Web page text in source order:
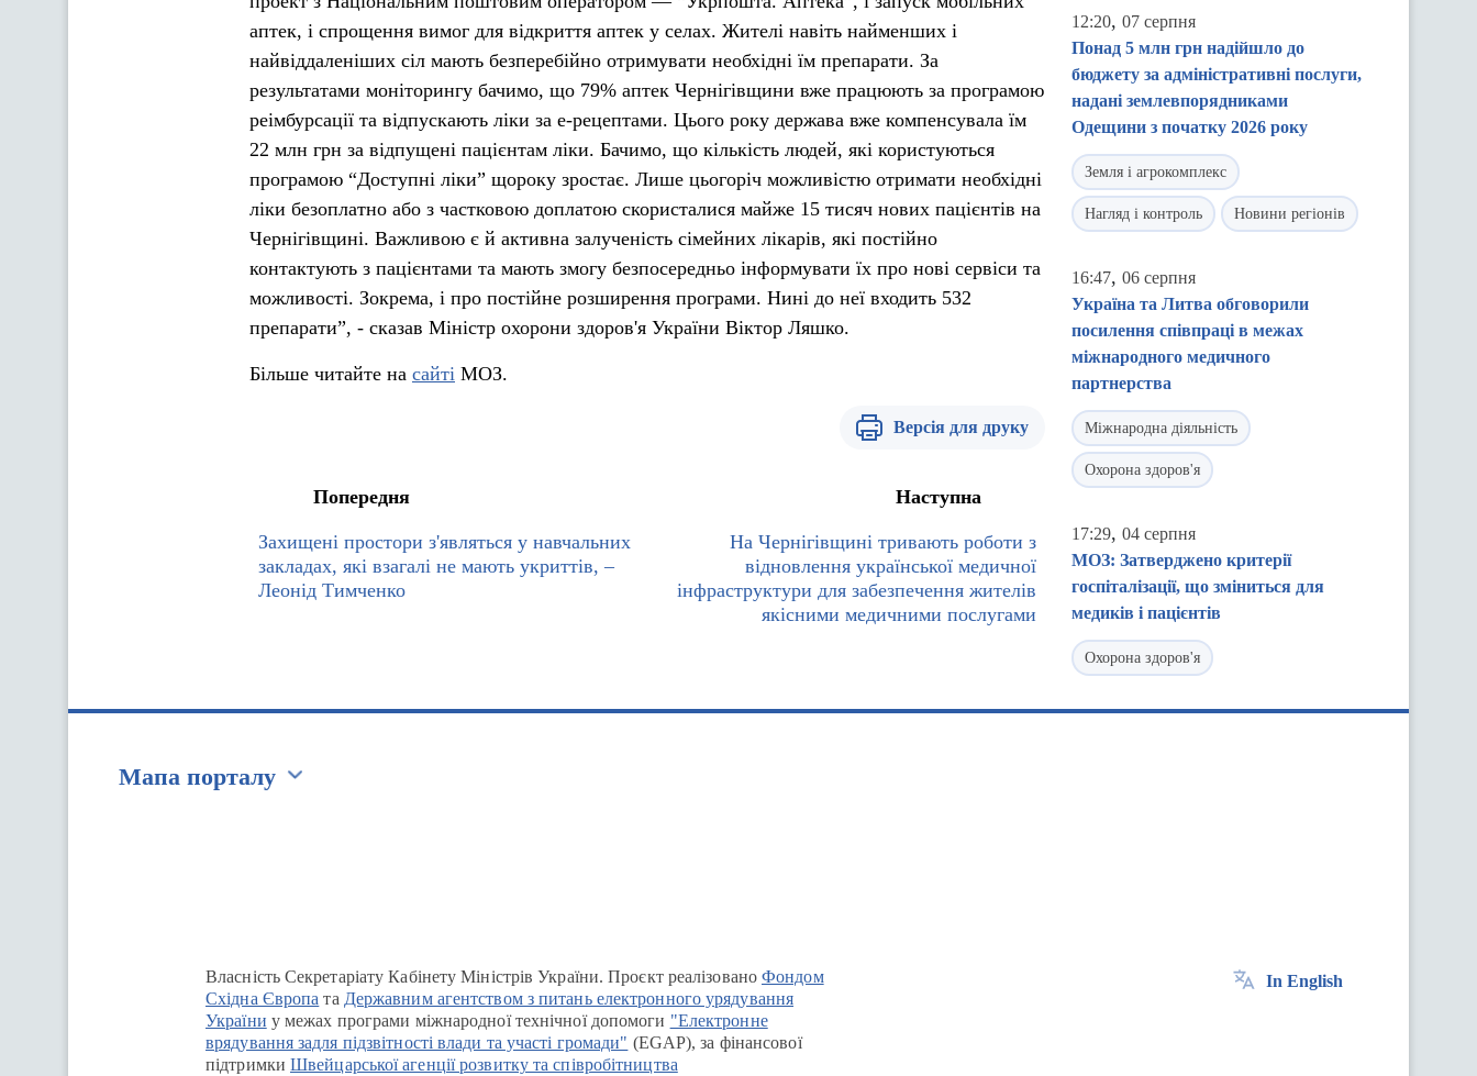
аптек, і спрощення вимог для відкриття аптек у селах. Жителі навіть найменших і
найвіддаленіших сіл мають безперебійно отримувати необхідні їм препарати. За
результатами моніторингу бачимо, що 79% аптек Чернігівщини вже працюють за програмою
реімбурсації та відпускають ліки за е-рецептами. Цього року держава вже компенсувала їм
22 млн грн за відпущені пацієнтам ліки. Бачимо, що кількість людей, які користуються
програмою “Доступні ліки” щороку зростає. Лише цьогоріч можливістю отримати необхідні
ліки безоплатно або з частковою доплатою скористалися майже 15 тисяч нових пацієнтів на
Чернігівщині. Важливою є й активна залученість сімейних лікарів, які постійно
контактують з пацієнтами та мають змогу безпосередньо інформувати їх про нові сервіси та
можливості. Зокрема, і про постійне розширення програми. Нині до неї входить 532
препарати”, - сказав Міністр охорони здоров'я України Віктор Ляшко.
Більше читайте на сайті МОЗ.
Версія для друку
Попередня
Захищені простори з'являться у навчальних
закладах, які взагалі не мають укриттів, –
Леонід Тимченко
Наступна
На Чернігівщині тривають роботи з
відновлення української медичної
інфраструктури для забезпечення жителів
якісними медичними послугами
12:20, 07 серпня
Понад 5 млн грн надійшло до
бюджету за адміністративні послуги,
надані землевпорядниками
Одещини з початку 2026 року
Земля і агрокомплекс
Нагляд і контроль Новини регіонів
16:47, 06 серпня
Україна та Литва обговорили
посилення співпраці в межах
міжнародного медичного
партнерства
Міжнародна діяльність
Охорона здоров'я
17:29, 04 серпня
МОЗ: Затверджено критерії
госпіталізації, що зміниться для
медиків і пацієнтів
Охорона здоров'я
Мапа порталу
Власність Секретаріату Кабінету Міністрів України. Проєкт реалізованоФондом
Східна Європа та Державним агентством з питань електронного урядування
України у межах програми міжнародної технічної допомоги "Електронне
врядування задля підзвітності влади та участі громади" (EGAP), за фінансової
підтримки Швейцарської агенції розвитку та співробітництва
In English